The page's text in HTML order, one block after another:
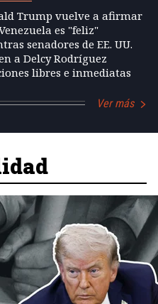
Trump vuelve a afirmar
es "feliz"
senadores de EE. UU.
a Delcy Rodríguez
libres e inmediatas
Ver más